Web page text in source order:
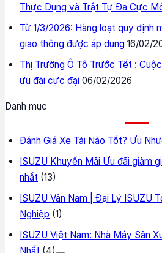
Thực Dụng và Trật Tự Đa Cực
Từ 1/3/2026: Hàng loạt quy định
giao thông được áp dụng 16/02/
Thị Trường Ô Tô Trước Tết :
ưu đãi cực đại 06/02/2026
Danh mục
Đánh Giá Xe Tải Nào Tốt? Ưu
ISUZU Khuyến Mãi Ưu đãi giảm
nhất (13)
ISUZU Vân Nam | Đại Lý ISUZU
Nghiệp (1)
ISUZU Việt Nam: Nhà Máy Sản